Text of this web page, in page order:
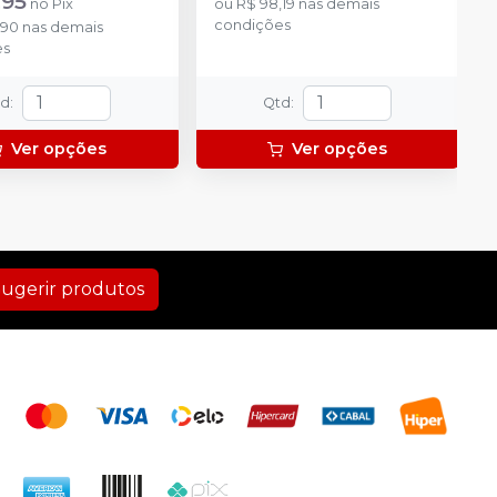
no Pix
nas demais
:
Ver opções
ou R$ 98,19 nas demais
condições
Qtd :
Ver opções
produtos